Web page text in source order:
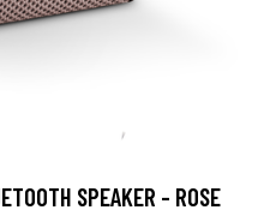
SPEAKER - ROSE